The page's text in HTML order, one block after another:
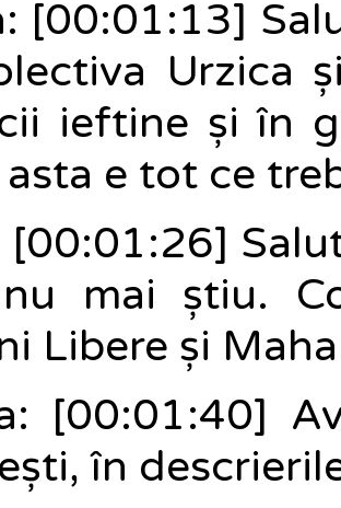
[00:01:13]
Urzica
ieftine și în
asta e tot ce
[00:01:26]
mai știu.
Libere și
[00:01:40]
în